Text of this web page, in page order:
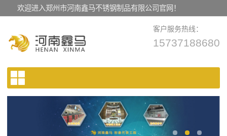
欢迎进入郑州市河南鑫马不锈钢制品有限公司官网！
客户服务热线：
15737188680